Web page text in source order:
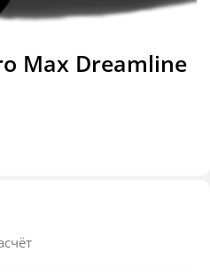
Max Dreamline